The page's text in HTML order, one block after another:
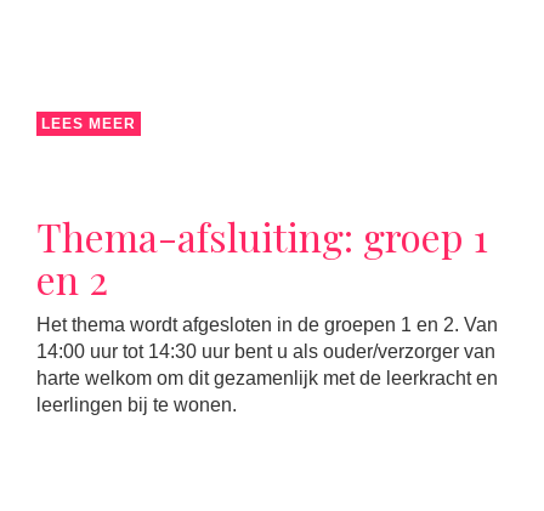
LEES MEER
Thema-afsluiting: groep 1
en 2
Het thema wordt afgesloten in de groepen 1 en 2. Van
14:00 uur tot 14:30 uur bent u als ouder/verzorger van
harte welkom om dit gezamenlijk met de leerkracht en
leerlingen bij te wonen.